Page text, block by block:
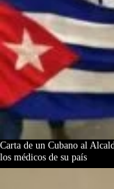
Carta de un Cubano al
los médicos de su país